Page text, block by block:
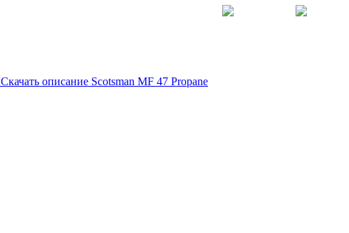
Скачать описание Scotsman MF 47 Propane